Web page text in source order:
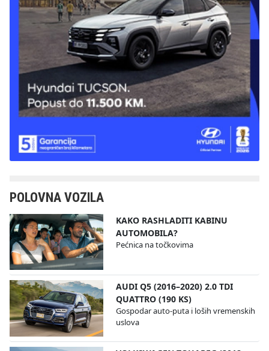
POLOVNA VOZILA
KAKO RASHLADITI KABINU
AUTOMOBILA?
Pećnica na točkovima
AUDI Q5 (2016–2020) 2.0 TDI
QUATTRO (190 KS)
Gospodar auto-puta i loših vremenskih
uslova